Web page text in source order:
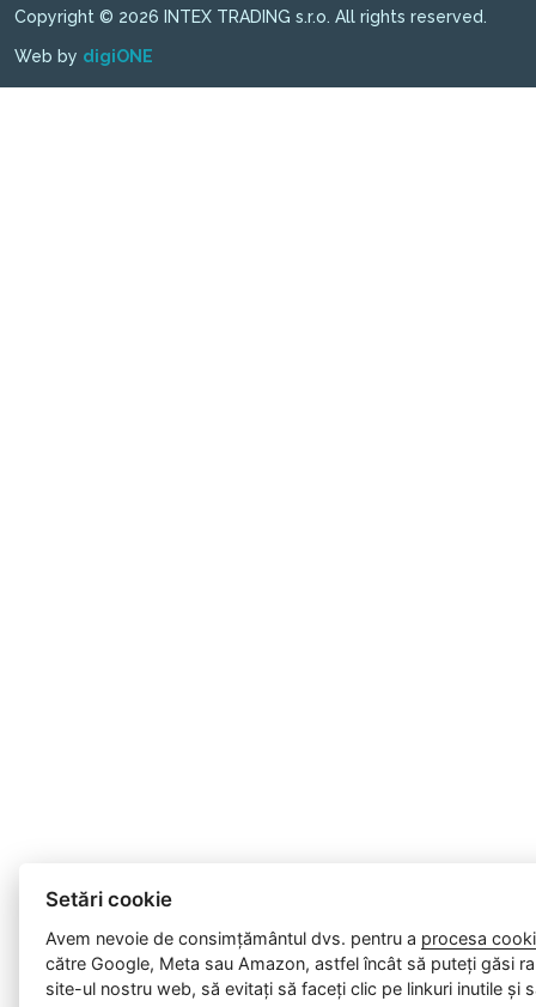
Copyright © 2026 INTEX TRADING s.r.o. All rights reserved.
Web by digiONE
Setări cookie
Avem nevoie de consimțământul dvs. pentru a procesa
către Google, Meta sau Amazon, astfel încât să puteți găsi
site-ul nostru web, să evitați să faceți clic pe linkuri inutile și